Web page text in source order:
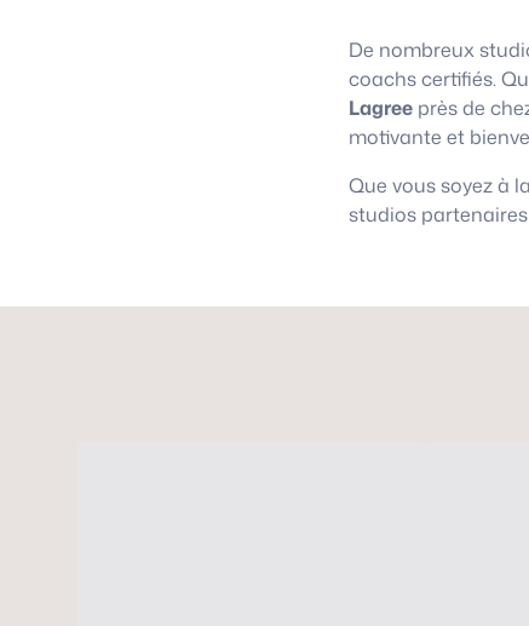
De nombreux
coachs certifiés.
Lagree près de
motivante et
Que vous soyez à
studios